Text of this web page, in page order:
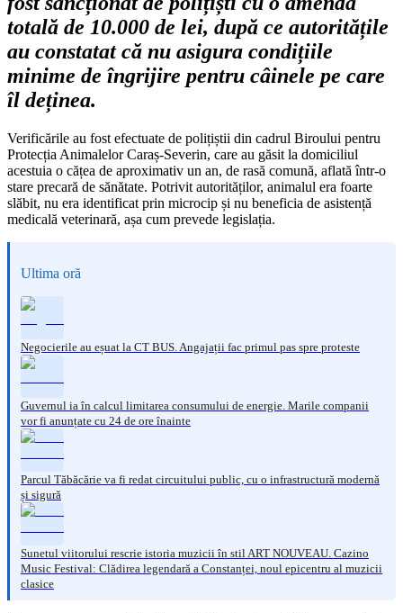
totală de 10.000 de lei, după ce autoritățile
au constatat că nu asigura condițiile
minime de îngrijire pentru câinele pe care
îl deținea.
Verificările au fost efectuate de polițiștii din cadrul Biroului pentru
Protecția Animalelor Caraș-Severin, care au găsit la domiciliul
acestuia o cățea de aproximativ un an, de rasă comună, aflată într-o
stare precară de sănătate. Potrivit autorităților, animalul era foarte
slăbit, nu era identificat prin microcip și nu beneficia de asistență
medicală veterinară, așa cum prevede legislația.
Ultima oră
Negocierile au eșuat la CT BUS. Angajații fac primul pas spre proteste
Guvernul ia în calcul limitarea consumului de energie. Marile companii
vor fi anunțate cu 24 de ore înainte
Parcul Tăbăcărie va fi redat circuitului public, cu o infrastructură modernă
și sigură
Sunetul viitorului rescrie istoria muzicii în stil ART NOUVEAU. Cazino
Music Festival: Clădirea legendară a Constanței, noul epicentru al muzicii
clasice